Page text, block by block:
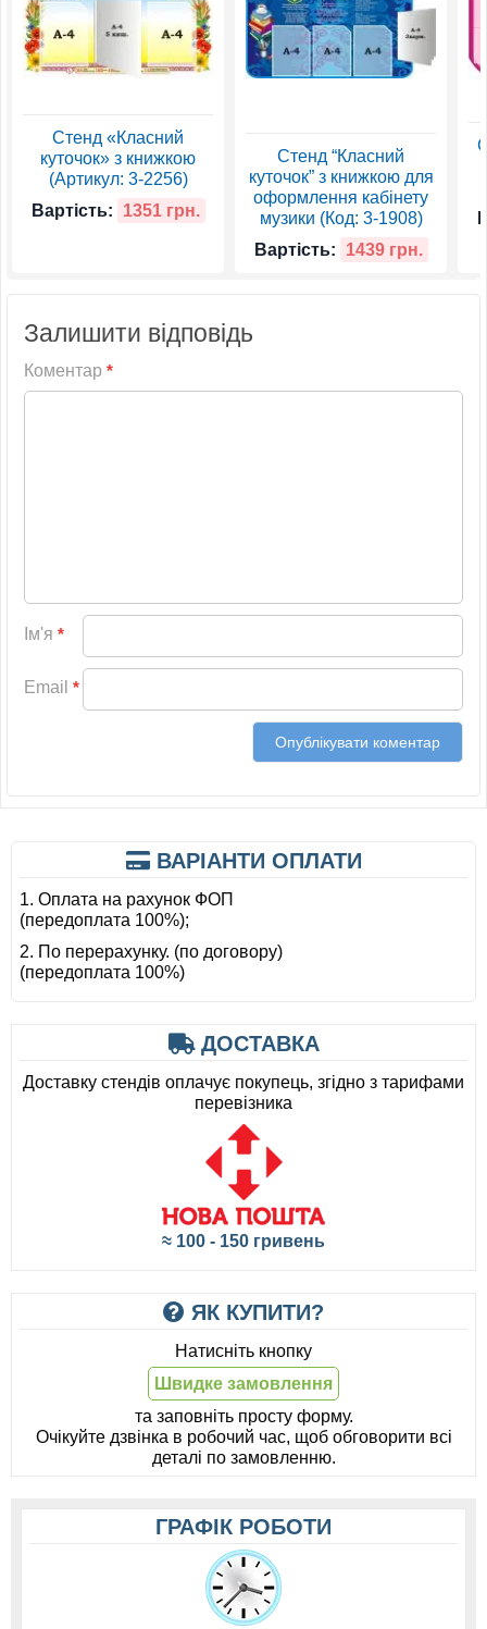
Стенд «Класний
куточок» з книжкою
(Артикул: 3-2256)
Вартість:
1351 грн.
Стенд “Класний
куточок” з книжкою для
оформлення кабінету
музики (Код: 3-1908)
Вартість:
1439 грн.
Залишити відповідь
Коментар *
Ім'я *
Email *
ВАРІАНТИ ОПЛАТИ
1. Оплата на рахунок ФОП
(передоплата 100%);
2. По перерахунку. (по договору)
(передоплата 100%)
ДОСТАВКА
Доставку стендів оплачує покупець, згідно з тарифами
перевізника
≈ 100 - 150 гривень
ЯК КУПИТИ?
Натисніть кнопку
Швидке замовлення
та заповніть просту форму.
Очікуйте дзвінка в робочий час, щоб обговорити всі
деталі по замовленню.
ГРАФІК РОБОТИ